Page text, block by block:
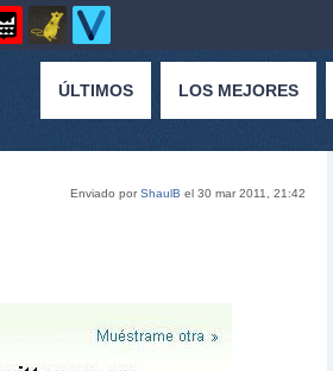
ÚLTIMOS LOS MEJORES
Enviado porShaulB el 30 mar 2011, 21:42